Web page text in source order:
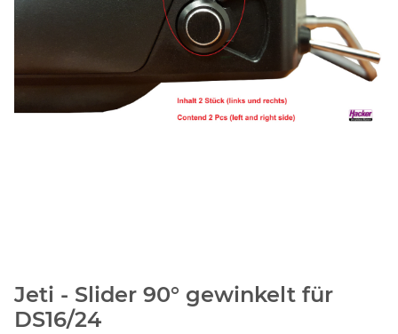
Jeti - Slider 90° gewinkelt für
DS16/24